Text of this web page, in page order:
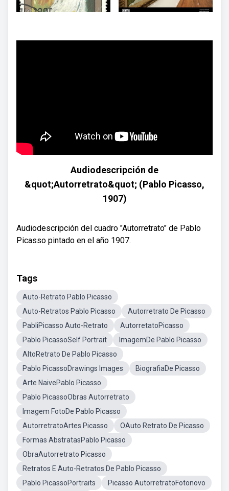
Audiodescripción de
&quot;Autorretrato&quot; (Pablo Picasso,
1907)
Audiodescripción del cuadro "Autorretrato" de Pablo
Picasso pintado en el año 1907.
Tags
Auto-Retrato Pablo Picasso
Auto-Retratos Pablo Picasso
Autorretrato De Picasso
PabliPicasso Auto-Retrato
AutorretatoPicasso
Pablo PicassoSelf Portrait
ImagemDe Pablo Picasso
AltoRetrato De Pablo Picasso
Pablo PicassoDrawings Images
BiografiaDe Picasso
Arte NaivePablo Picasso
Pablo PicassoObras Autorretrato
Imagem FotoDe Pablo Picasso
AutorretratoArtes Picasso
OAuto Retrato De Picasso
Formas AbstratasPablo Picasso
ObraAutorretrato Picasso
Retratos E Auto-Retratos De Pablo Picasso
Pablo PicassoPortraits
Picasso AutorretratoFotonovo